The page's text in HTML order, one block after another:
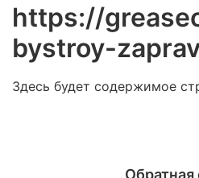
https://
bystroy-
Здесь будет содержимое